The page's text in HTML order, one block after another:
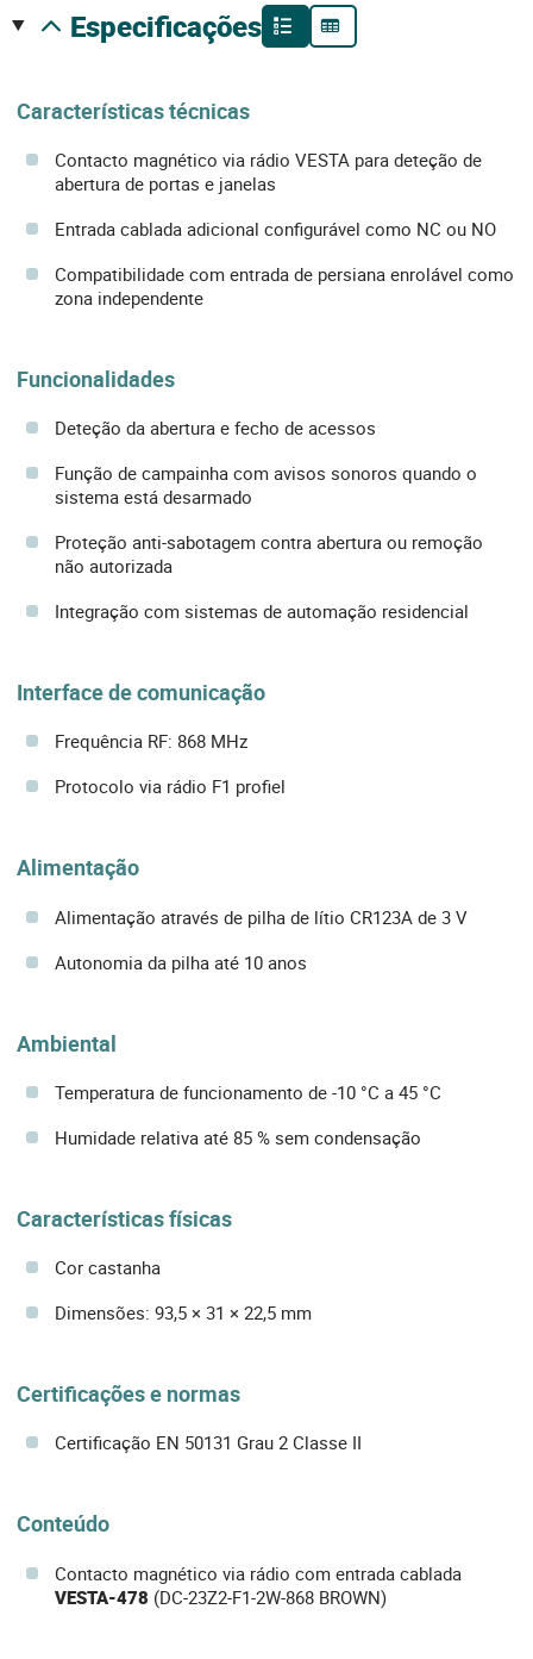
especificações
Características técnicas
Contacto magnético via rádio VESTA para deteção de
abertura de portas e janelas
Entrada cablada adicional configurável como NC ou NO
Compatibilidade com entrada de persiana enrolável como
zona independente
Funcionalidades
Deteção da abertura e fecho de acessos
Função de campainha com avisos sonoros quando o
sistema está desarmado
Proteção anti-sabotagem contra abertura ou remoção
não autorizada
Integração com sistemas de automação residencial
Interface de comunicação
Frequência RF: 868 MHz
Protocolo via rádio F1 profiel
Alimentação
Alimentação através de pilha de lítio CR123A de 3 V
Autonomia da pilha até 10 anos
Ambiental
Temperatura de funcionamento de -10 °C a 45 °C
Humidade relativa até 85 % sem condensação
Características físicas
Cor castanha
Dimensões: 93,5 × 31 × 22,5 mm
Certificações e normas
Certificação EN 50131 Grau 2 Classe II
Conteúdo
Contacto magnético via rádio com entrada cablada
VESTA-478 (DC-23Z2-F1-2W-868 BROWN)